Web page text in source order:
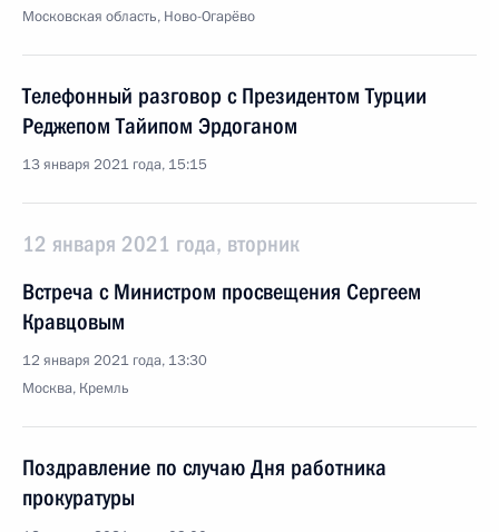
Московская область, Ново-Огарёво
Телефонный разговор с Президентом Турции
Реджепом Тайипом Эрдоганом
13 января 2021 года, 15:15
12 января 2021 года, вторник
Встреча с Министром просвещения Сергеем
Кравцовым
12 января 2021 года, 13:30
Москва, Кремль
Поздравление по случаю Дня работника
прокуратуры